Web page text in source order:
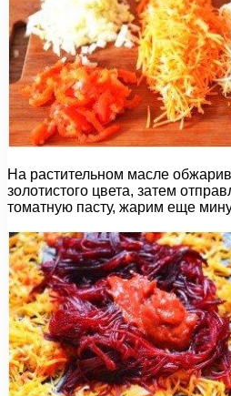
На растительном масле
золотистого цвета, затем
томатную пасту, жарим еще